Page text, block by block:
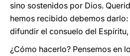
sino sostenidos por Dios.
hemos recibido debemos
difundir el consuelo del Espíritu,
¿Cómo hacerlo? Pensemos en